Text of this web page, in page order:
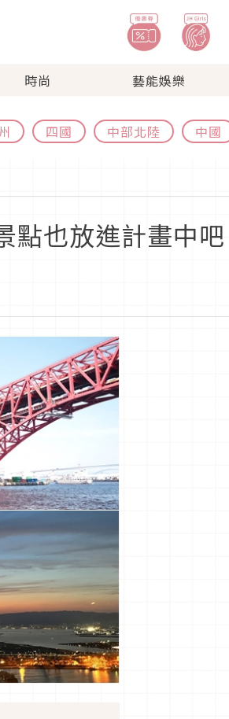
時尚 藝能娛樂
四國 中部北陸 中國
也放進計畫中吧